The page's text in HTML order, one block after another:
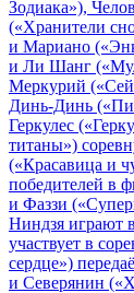
Зодиака»),
(«Хранители
и Мариано
и Ли Шанг
Меркурий
Динь-Динь
Геркулес
титаны»)
(«Красавица и
победителей в
и Фаззи
Ниндзя играют
участвует в
сердце»)
и Северянин